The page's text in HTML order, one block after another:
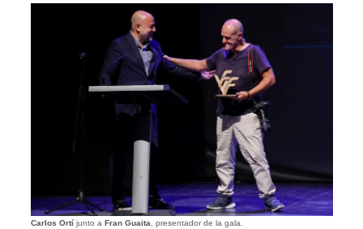
Carlos Ortí junto a Fran Guaita , presentador de la gala.